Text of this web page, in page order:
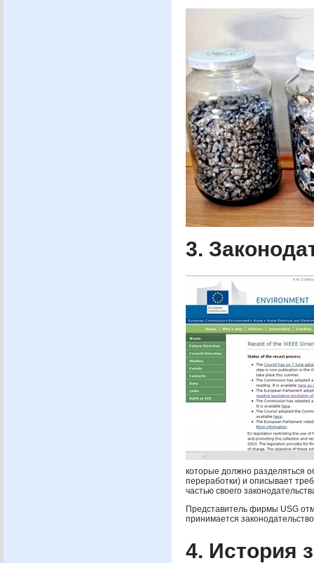
3.
которые должно разделяться
переработки) и описывает
частью своего
Представитель фирмы USG
принимается
4. История